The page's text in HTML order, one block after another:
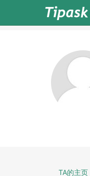
TA的主页